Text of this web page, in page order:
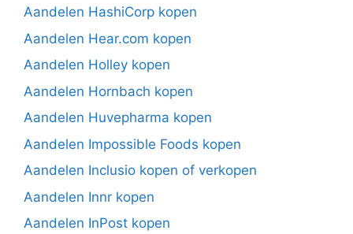
Aandelen HashiCorp kopen
Aandelen Hear.com kopen
Aandelen Holley kopen
Aandelen Hornbach kopen
Aandelen Huvepharma kopen
Aandelen Impossible Foods kopen
Aandelen Inclusio kopen of verkopen
Aandelen Innr kopen
Aandelen InPost kopen